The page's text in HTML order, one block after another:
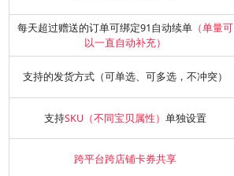
每天超过赠送的订单可绑定91自动续单（单量可
以一直自动补充）
支持的发货方式（可单选、可多选，不冲突）
支持SKU（不同宝贝属性） 单独设置
跨平台跨店铺卡券共享